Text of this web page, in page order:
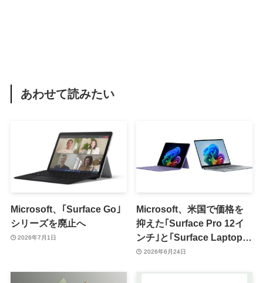
あわせて読みたい
Microsoft、｢Surface Go｣
シリーズを廃止へ
2026年7月1日
Microsoft、米国で価格を
抑えた｢Surface Pro 12イ
ンチ｣と｢Surface Laptop
13インチ｣の8GB RAMモデ
2026年6月24日